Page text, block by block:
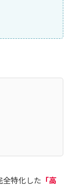
全特化した 「高